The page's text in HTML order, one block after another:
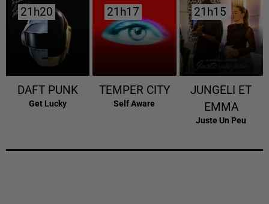
21h20
21h20
DAFT PUNK
Get Lucky
21h17
21h17
TEMPER CITY
Self Aware
21h15
21h15
JUNGELI ET
EMMA
Juste Un Peu